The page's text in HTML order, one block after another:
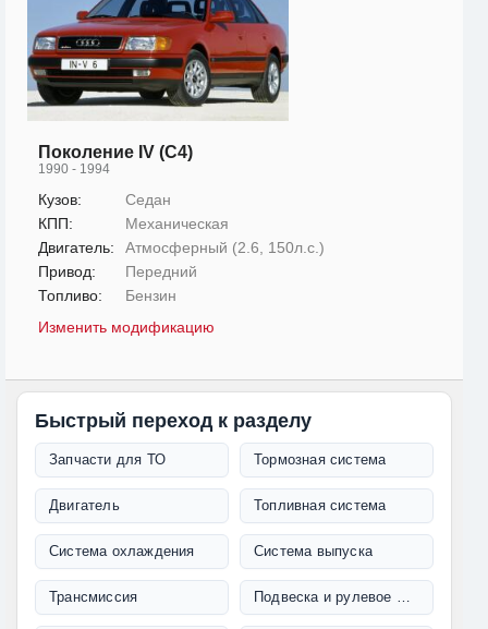
Поколение IV (C4)
1990 - 1994
Кузов:
Седан
КПП:
Механическая
Двигатель:
Атмосферный (2.6, 150л.с.)
Привод:
Передний
Топливо:
Бензин
Изменить модификацию
Быстрый переход к разделу
Запчасти для ТО Тормозная система
Двигатель Топливная система
Система охлаждения Система выпуска
Трансмиссия Подвеска и рулевое управление